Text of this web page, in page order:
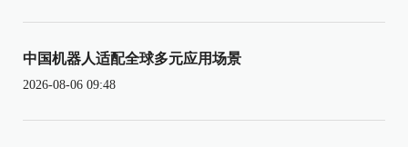
中国机器人适配全球多元应用场景
2026-08-06 09:48